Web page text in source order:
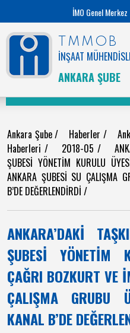
İMO Genel Merkez
TMMOB
İNŞAAT
ANKARA ŞUBE
Ankara Şube/ Haberler /
Haberleri / 2018-05 /
ŞUBESİ YÖNETİM KURULU
ANKARA ŞUBESİ SU ÇALIŞMA
B’DE DEĞERLENDİRDİ /
ANKARA’DAKİ
ŞUBESİ YÖNETİM
ÇAĞRI BOZKURT VE
ÇALIŞMA GRUBU
KANAL B’DE